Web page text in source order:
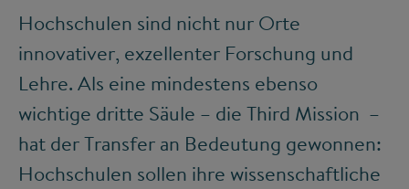
Hochschulen sind nicht nur Orte
innovativer, exzellenter Forschung und
Lehre. Als eine mindestens ebenso
wichtige dritte Säule – die Third Mission –
hat der Transfer an Bedeutung gewonnen:
Hochschulen sollen ihre wissenschaftliche